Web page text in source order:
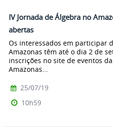
IV Jornada de Álgebra no
abertas
Os interessados em participar
Amazonas têm até o dia 2 de
inscrições no site de eventos
Amazonas...
25/07/19
10h59